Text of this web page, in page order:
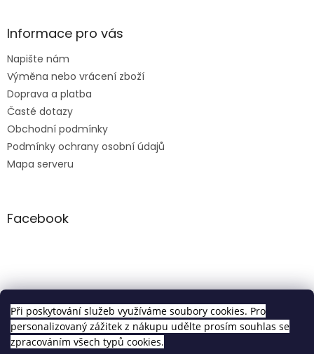
Při poskytování služeb využíváme soubory cookies. Pro
personalizovaný zážitek z nákupu udělte prosím souhlas se
zpracováním všech typů cookies.
Informace pro vás
Napište nám
Výměna nebo vrácení zboží
Doprava a platba
Časté dotazy
Obchodní podmínky
Podmínky ochrany osobní údajů
Mapa serveru
Facebook
Clip in sety